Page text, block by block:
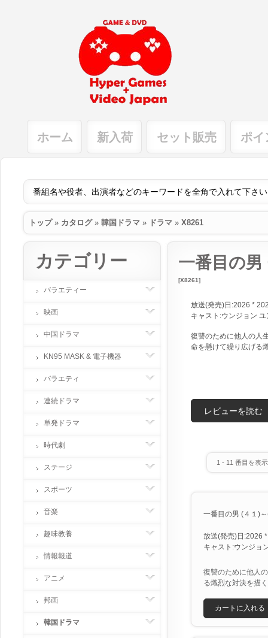
ホーム 新入荷 セット販売 ポイ
トップ» カタログ» 韓国ドラマ » ドラマ » X8261
一番目の
[X8261]
放送(発売)日:2026 *
キャスト:ウンジョン
復讐のために他人の人
命を懸けて繰り広げる
レビューを読む
1 - 11 番目を表
一番目の男 (４１)
放送(発売)日:2026
キャスト:ウンジョ
復讐のために他人
る熾烈な対決を描
カートに入れる
カテゴリー
バラエティー
映画
中国ドラマ
KN95 MASK & 電子機器
バラエティ
連続ドラマ
単発ドラマ
時代劇
ステージ
スポーツ
音楽
趣味教養
情報報道
アニメ
邦画
韓国ドラマ